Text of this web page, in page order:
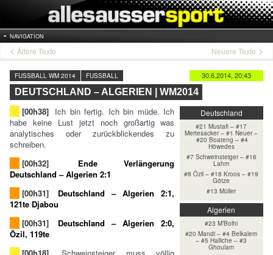
NAVIGATION
Ältere Texte Neuere Texte
30.6.2014, 20:43
FUSSBALL WM 2014 FUSSBALL
DEUTSCHLAND – ALGERIEN | WM2014
Deutschland
#21 Mustafi – #17
Mertesacker – #1 Neuer –
#20 Boateng – #4
Höwedes
#7 Schweinsteiger – #16
Lahm
#8 Özil – #18 Kroos – #19
Götze
#13 Müller
Algerien
#23 M’Bolhi
#20 Mandi – #4 Belkalem
– #5 Halliche – #3
Ghoulam
[00h38] Ich bin fertig. Ich bin müde. Ich
habe keine Lust jetzt noch großartig was
analytisches oder zurückblickendes zu
schreiben.
[00h32]
Ende Verlängerung
Deutschland – Algerien 2:1
[00h31]
Deutschland – Algerien 2:1,
121te Djabou
[00h31]
Deutschland – Algerien 2:0,
Özil, 119te